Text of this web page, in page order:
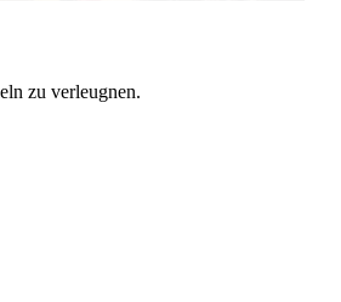
zu verleugnen.